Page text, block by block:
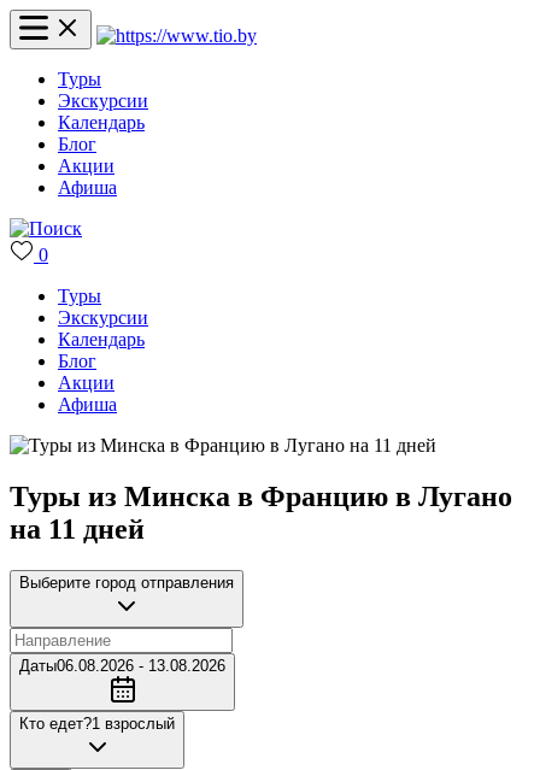
Туры
Экскурсии
Календарь
Блог
Акции
Афиша
0
Туры
Экскурсии
Календарь
Блог
Акции
Афиша
Туры из Минска в Францию в Лугано
на 11 дней
Выберите город отправления
Даты06.08.2026 - 13.08.2026
Кто едет?1 взрослый